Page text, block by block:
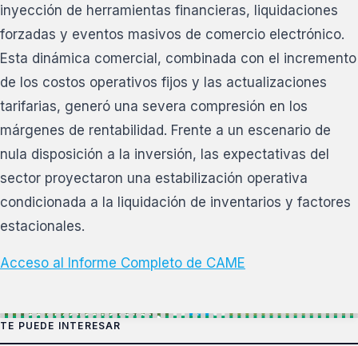
inyección de herramientas financieras, liquidaciones
forzadas y eventos masivos de comercio electrónico.
Esta dinámica comercial, combinada con el incremento
de los costos operativos fijos y las actualizaciones
tarifarias, generó una severa compresión en los
márgenes de rentabilidad. Frente a un escenario de
nula disposición a la inversión, las expectativas del
sector proyectaron una estabilización operativa
condicionada a la liquidación de inventarios y factores
estacionales.
Acceso al Informe Completo de CAME
TE PUEDE INTERESAR